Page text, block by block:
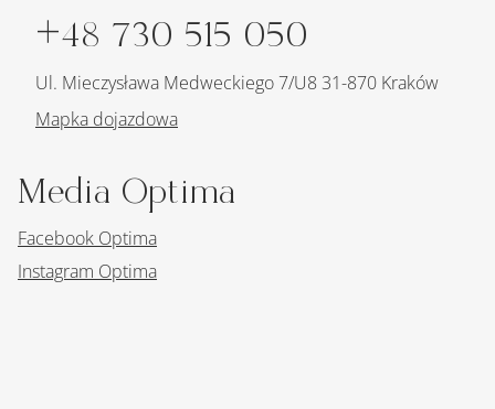
Media Optima
Facebook Optima
Instagram Optima
+48 730 515 050
Ul. Mieczysława Medweckiego 7/U8 31-870 Kraków
Mapka dojazdowa